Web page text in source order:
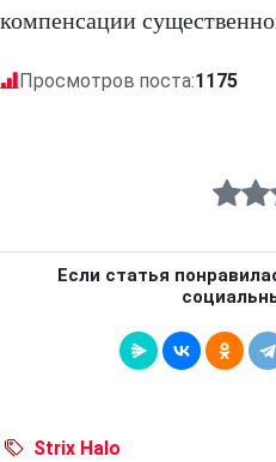
компенсации
Просмотров поста:1175
Если статья
Strix Halo